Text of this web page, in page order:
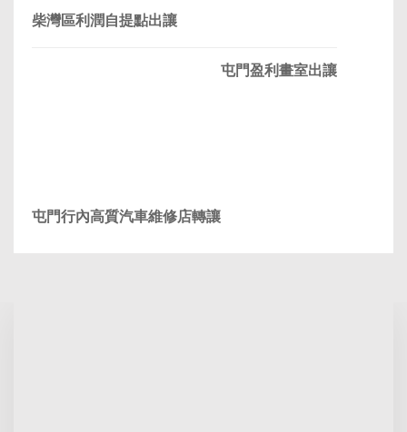
柴灣區利潤自提點出讓
屯門行內高質汽車維修店轉讓
屯門盈利畫室出讓